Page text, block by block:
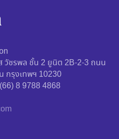
วัชรพล ชั้น 2 ยูนิต 2B-2-3 ถนน
กรุงเทพฯ 10230
8 9788 4868